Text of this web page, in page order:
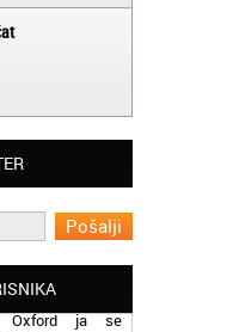
zaposlene u
jer su stvarno
na odličan
Oxford ja se
ste